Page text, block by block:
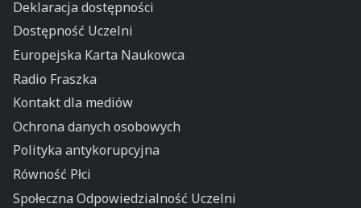
Deklaracja dostępności
Dostępność Uczelni
Europejska Karta Naukowca
Radio Fraszka
Kontakt dla mediów
Ochrona danych osobowych
Polityka antykorupcyjna
Równość Płci
Społeczna Odpowiedzialność Uczelni